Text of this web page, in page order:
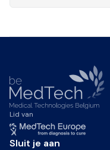
Lid van
Sluit je aan